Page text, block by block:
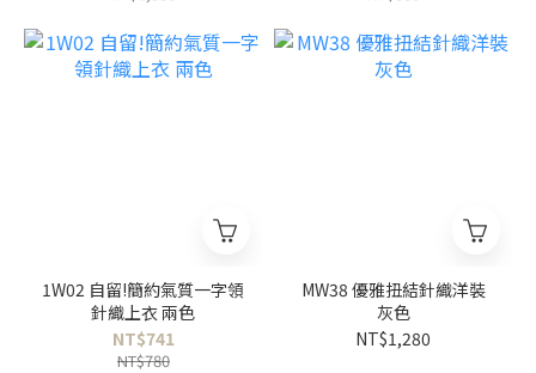
1W02 自留!簡約氣質一字領
針織上衣 兩色
NT$741
NT$780
MW38 優雅扭結針織洋裝
灰色
NT$1,280